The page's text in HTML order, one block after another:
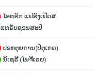
ໄອທຣັກ ແຟຣັງເຟີດສ
ແທຣັບຊອນສະປໍ
ປອກຕຸຍການ(ປໍຕຸເກດ)
ນິເຊຣີ (ໄນຈີເຣຍ)